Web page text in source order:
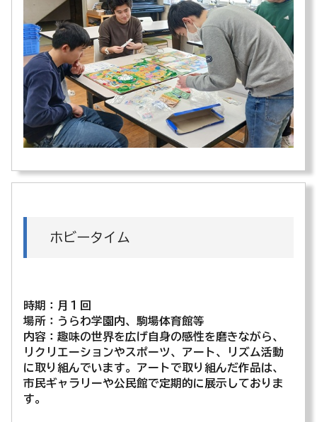
ホビータイム
時期：月１回
場所：うらわ学園内、駒場体育館等
内容：趣味の世界を広げ自身の感性を磨きながら、
リクリエーションやスポーツ、アート、リズム活動
に取り組んでいます。アートで取り組んだ作品は、
市民ギャラリーや公民館で定期的に展示しておりま
す。